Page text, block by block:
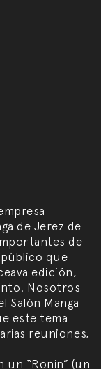
de Jerez de
de
público que
edición,
Nosotros
Salón Manga
este tema
reuniones,
“Ronin” (un